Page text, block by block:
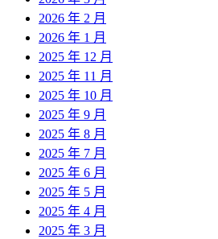
2026 年 2 月
2026 年 1 月
2025 年 12 月
2025 年 11 月
2025 年 10 月
2025 年 9 月
2025 年 8 月
2025 年 7 月
2025 年 6 月
2025 年 5 月
2025 年 4 月
2025 年 3 月